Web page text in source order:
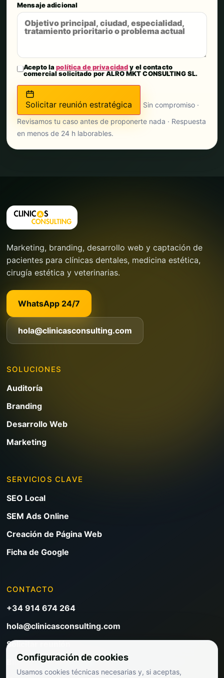
Mensaje adicional
Acepto lapolítica de privacidady el contacto
comercial solicitado por ALRO MKT CONSULTING SL.
Solicitar reunión estratégica
Sin compromiso ·
Revisamos tu caso antes de proponerte nada · Respuesta
en menos de 24 h laborables.
Marketing, branding, desarrollo web y captación de
pacientes para clínicas dentales, medicina estética,
cirugía estética y veterinarias.
WhatsApp 24/7
hola@clinicasconsulting.com
SOLUCIONES
Auditoría
Branding
Desarrollo Web
Marketing
SERVICIOS CLAVE
SEO Local
SEM Ads Online
Creación de Página Web
Ficha de Google
CONTACTO
+34 914 674 264
hola@clinicasconsulting.com
Solicitar reunión
Blog de marketing clínico
Configuración de cookies
Usamos cookies técnicas necesarias y, si aceptas,